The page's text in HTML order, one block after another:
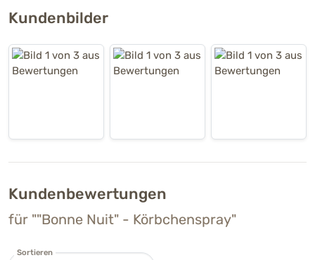
Kundenbilder
Kundenbewertungen
für ""Bonne Nuit" - Körbchenspray"
Sortieren